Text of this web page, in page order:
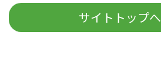
サイトトップ